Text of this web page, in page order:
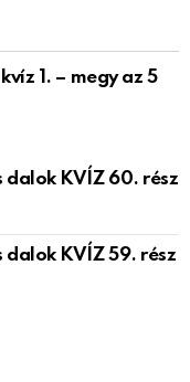
1. – megy az 5
dalok KVÍZ 60. rész
dalok KVÍZ 59. rész